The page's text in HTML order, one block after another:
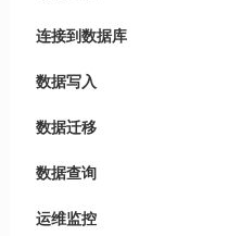
连接到数据库
数据写入
数据迁移
数据查询
运维监控